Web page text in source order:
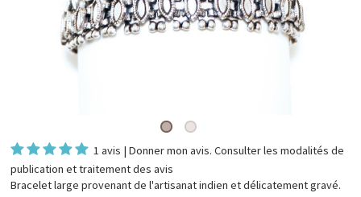
1 avis |Donner mon avis. Consulter lesmodalités de
publication et traitement des avis
Bracelet large provenant de l'artisanat indien et délicatement gravé.